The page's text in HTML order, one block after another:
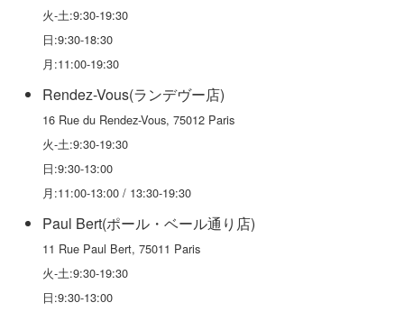
火-土:9:30-19:30
日:9:30-18:30
月:11:00-19:30
Rendez-Vous(ランデヴー店)
16 Rue du Rendez-Vous, 75012 Paris
火-土:9:30-19:30
日:9:30-13:00
月:11:00-13:00 / 13:30-19:30
Paul Bert(ポール・ベール通り店)
11 Rue Paul Bert, 75011 Paris
火-土:9:30-19:30
日:9:30-13:00